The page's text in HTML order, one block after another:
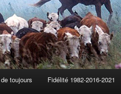
toujours Fidélité 1982-2016-2021